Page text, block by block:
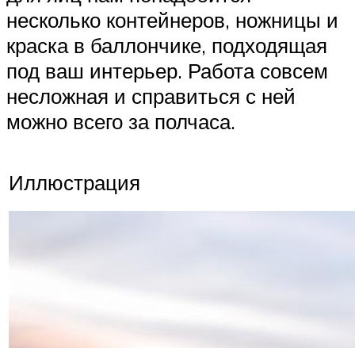
несколько контейнеров, ножницы и
краска в баллончике, подходящая
под ваш интерьер. Работа совсем
несложная и справиться с ней
можно всего за полчаса.
Иллюстрация